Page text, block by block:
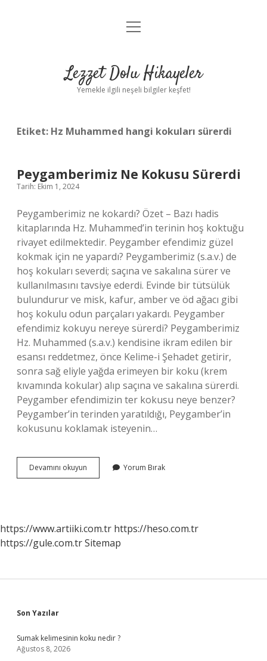
Anasayfa
Yasal Uyarı
menüyü
Lezzet Dolu Hikayeler
Yemekle ilgili neşeli bilgiler keşfet!
Etiket: Hz Muhammed hangi kokuları sürerdi
Peygamberimiz Ne Kokusu Sürerdi
Tarih: Ekim 1, 2024
Peygamberimiz ne kokardı? Özet – Bazı hadis
kitaplarında Hz. Muhammed’in terinin hoş koktuğu
rivayet edilmektedir. Peygamber efendimiz güzel
kokmak için ne yapardı? Peygamberimiz (s.a.v.) de
hoş kokuları severdi; saçına ve sakalına sürer ve
kullanılmasını tavsiye ederdi. Evinde bir tütsülük
bulundurur ve misk, kafur, amber ve öd ağacı gibi
hoş kokulu odun parçaları yakardı. Peygamber
efendimiz kokuyu nereye sürerdi? Peygamberimiz
Hz. Muhammed (s.a.v.) kendisine ikram edilen bir
esansı reddetmez, önce Kelime-i Şehadet getirir,
sonra sağ eliyle yağda erimeyen bir koku (krem
kıvamında kokular) alıp saçına ve sakalına sürerdi.
Peygamber efendimizin ter kokusu neye benzer?
Peygamber’in terinden yaratıldığı, Peygamber’in
kokusunu koklamak isteyenin…
Devamını okuyun Peygamberimiz
Ne
Yorum Bırak
https://www.artiiki.com.tr https://heso.com.tr
https://gule.com.trSitemap
Sidebar
Son Yazılar
Sumak kelimesinin koku nedir ?
Ağustos 8, 2026